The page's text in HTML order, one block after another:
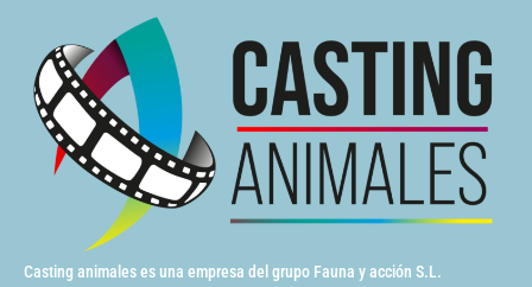
Casting animales es una empresa del grupo Fauna y acción S.L.